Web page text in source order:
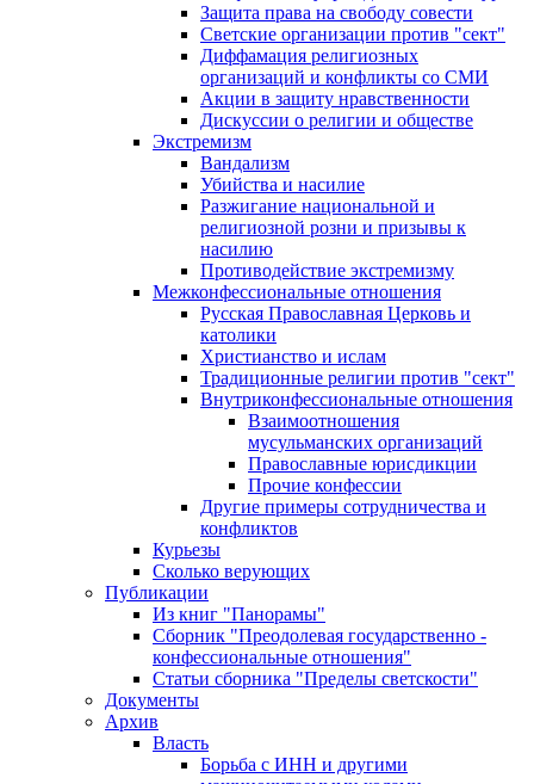
Защита права на свободу совести
Светские организации против "сект"
Диффамация религиозных
организаций и конфликты со СМИ
Акции в защиту нравственности
Дискуссии о религии и обществе
Экстремизм
Вандализм
Убийства и насилие
Разжигание национальной и
религиозной розни и призывы к
насилию
Противодействие экстремизму
Межконфессиональные отношения
Русская Православная Церковь и
католики
Христианство и ислам
Традиционные религии против "сект"
Внутриконфессиональные отношения
Взаимоотношения
мусульманских организаций
Православные юрисдикции
Прочие конфессии
Другие примеры сотрудничества и
конфликтов
Курьезы
Сколько верующих
Публикации
Из книг "Панорамы"
Сборник "Преодолевая государственно -
конфессиональные отношения"
Статьи сборника "Пределы светскости"
Документы
Архив
Власть
Борьба с ИНН и другими